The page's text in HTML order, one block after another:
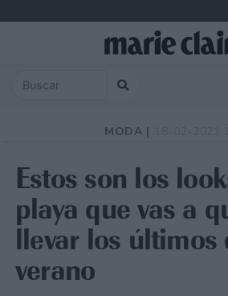
MODA |
Estos son los
playa que vas a
llevar los últimos
verano